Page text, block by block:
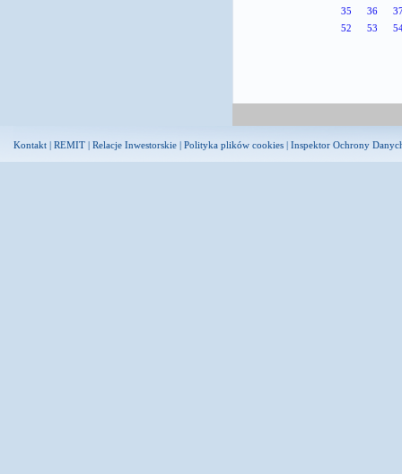
35
36
52
53
Kontakt | REMIT | Relacje Inwestorskie | Polityka plików cookies | Inspektor Ochrony